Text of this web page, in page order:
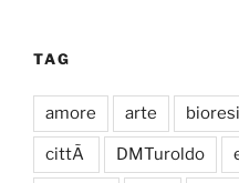
TAG
amore arte
cittÃ DMTuroldo